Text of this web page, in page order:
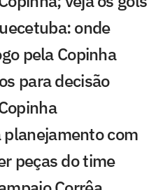
onde
pela Copinha
para decisão
com
peças do time